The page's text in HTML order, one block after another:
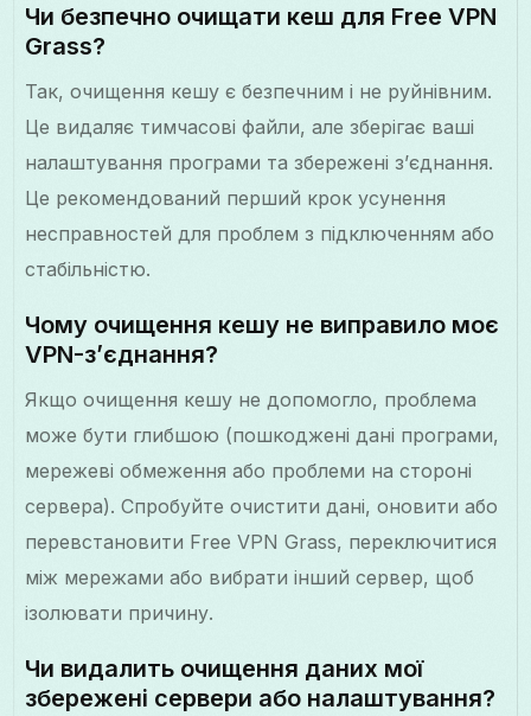
Чи безпечно очищати кеш для Free VPN
Grass?
Так, очищення кешу є безпечним і не руйнівним.
Це видаляє тимчасові файли, але зберігає ваші
налаштування програми та збережені з’єднання.
Це рекомендований перший крок усунення
несправностей для проблем з підключенням або
стабільністю.
Чому очищення кешу не виправило моє
VPN-з’єднання?
Якщо очищення кешу не допомогло, проблема
може бути глибшою (пошкоджені дані програми,
мережеві обмеження або проблеми на стороні
сервера). Спробуйте очистити дані, оновити або
перевстановити Free VPN Grass, переключитися
між мережами або вибрати інший сервер, щоб
ізолювати причину.
Чи видалить очищення даних мої
збережені сервери або налаштування?